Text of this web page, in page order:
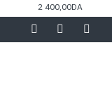
2 400,00DA